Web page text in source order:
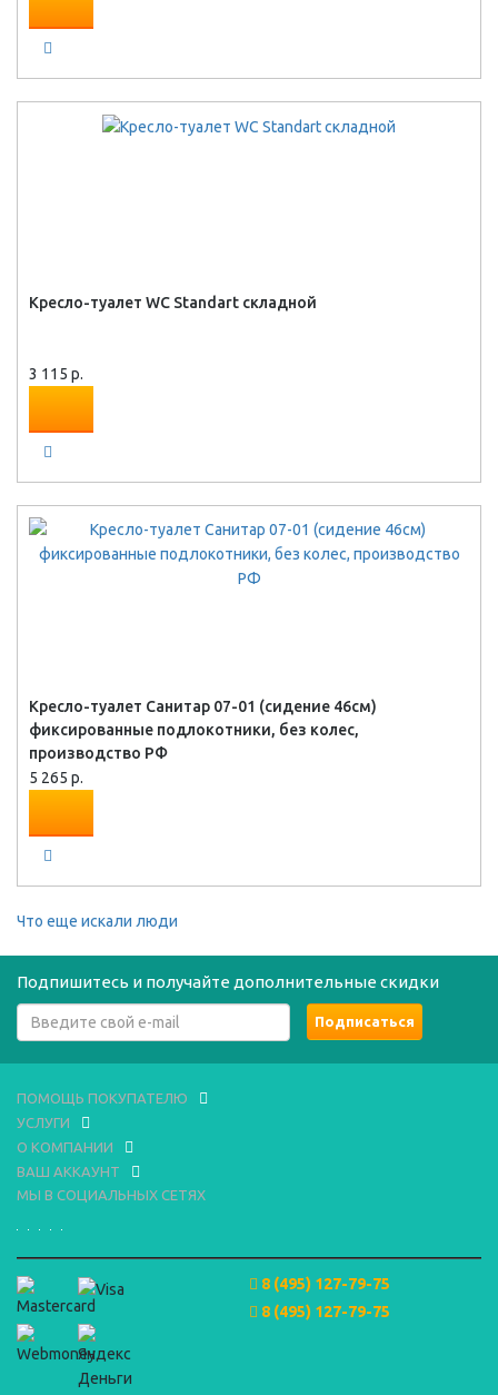
Кресло-туалет WC Standart складной
3 115 р.
Кресло-туалет Санитар 07-01 (сидение 46см)
фиксированные подлокотники, без колес,
производство РФ
5 265 р.
Что еще искали люди
Подпишитесь и получайте дополнительные скидки
ПОМОЩЬ ПОКУПАТЕЛЮ
УСЛУГИ
О КОМПАНИИ
ВАШ АККАУНТ
МЫ В СОЦИАЛЬНЫХ СЕТЯХ
8 (495) 127-79-75
8 (495) 127-79-75